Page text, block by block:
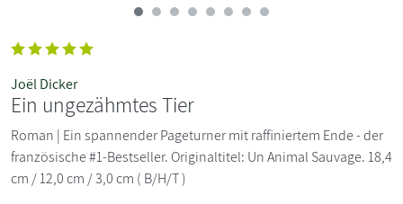
Joël Dicker
Ein ungezähmtes Tier
Roman | Ein spannender Pageturner mit raffiniertem Ende - der
französische #1-Bestseller. Originaltitel: Un Animal Sauvage. 18,4
cm / 12,0 cm / 3,0 cm ( B/H/T )